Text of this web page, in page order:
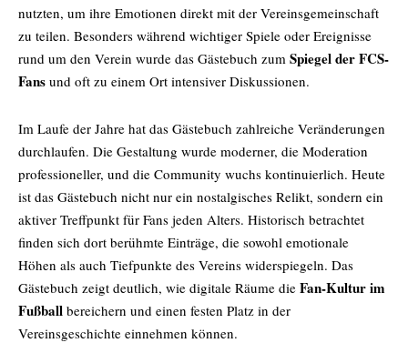
nutzten, um ihre Emotionen direkt mit der Vereinsgemeinschaft
zu teilen. Besonders während wichtiger Spiele oder Ereignisse
rund um den Verein wurde das Gästebuch zum Spiegel der FCS-
Fans und oft zu einem Ort intensiver Diskussionen.
Im Laufe der Jahre hat das Gästebuch zahlreiche Veränderungen
durchlaufen. Die Gestaltung wurde moderner, die Moderation
professioneller, und die Community wuchs kontinuierlich. Heute
ist das Gästebuch nicht nur ein nostalgisches Relikt, sondern ein
aktiver Treffpunkt für Fans jeden Alters. Historisch betrachtet
finden sich dort berühmte Einträge, die sowohl emotionale
Höhen als auch Tiefpunkte des Vereins widerspiegeln. Das
Gästebuch zeigt deutlich, wie digitale Räume die Fan-Kultur im
Fußball bereichern und einen festen Platz in der
Vereinsgeschichte einnehmen können.